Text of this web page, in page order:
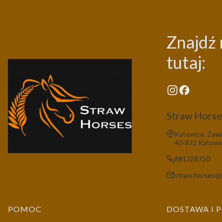
Znajdź
tutaj:
Straw
Adres:
Katowice,
40-872
881228720
Linki w stopce
POMOC DOSTAWA I